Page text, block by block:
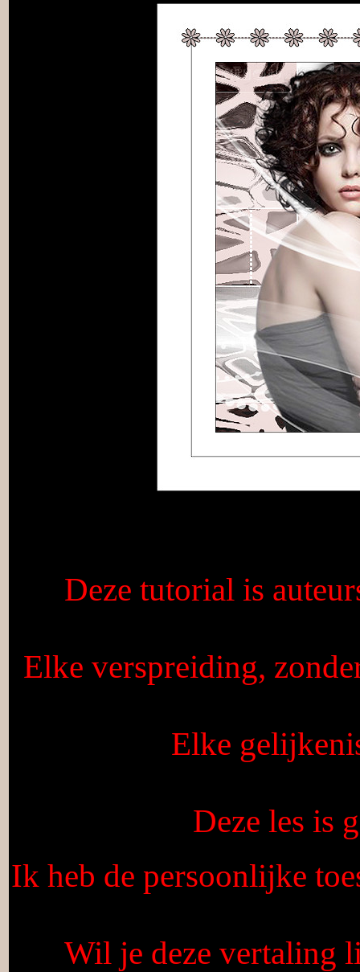
Deze tutorial is
Elke verspreiding,
Elke
Deze les is
Ik heb de persoonlijke
Wil je deze vertaling